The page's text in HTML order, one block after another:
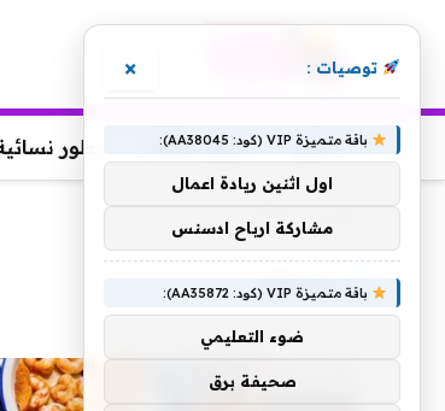
عطور عطور رجالية عطور
SPAIN
توصيات : ×
باقة متميزة VIP (كود: AA38045):
اول اثنين ريادة اعمال
مشاركة ارباح ادسنس
باقة متميزة VIP (كود: AA35872):
ضوء التعليمي
صحيفة برق